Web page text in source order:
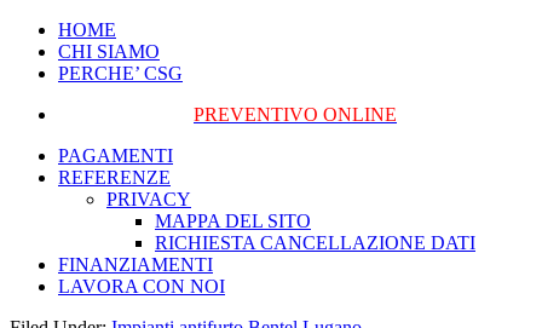
HOME
CHI SIAMO
PERCHE’ CSG
PREVENTIVO ONLINE
PAGAMENTI
REFERENZE
PRIVACY
MAPPA DEL SITO
RICHIESTA CANCELLAZIONE DATI
FINANZIAMENTI
LAVORA CON NOI